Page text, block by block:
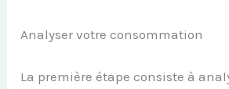
Analyser votre consommation
La première étape consiste à